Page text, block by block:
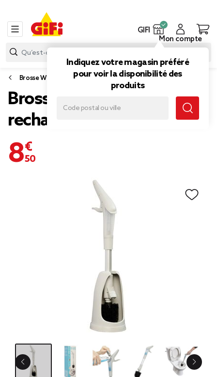
GIFI
Indiquez votre magasin préféré
pour voir la disponibilité des
produits
Mon compte
Brosse WC
Brosse WC avec spray et
recharge
8,50 €